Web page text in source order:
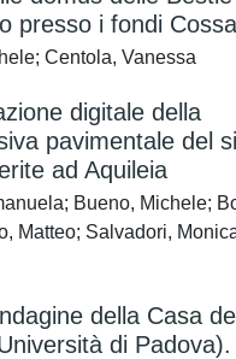
presso i fondi
Centola, Vanessa
digitale della
pavimentale del
ad Aquileia
Bueno, Michele;
Matteo; Salvadori,
della Casa
di Padova).